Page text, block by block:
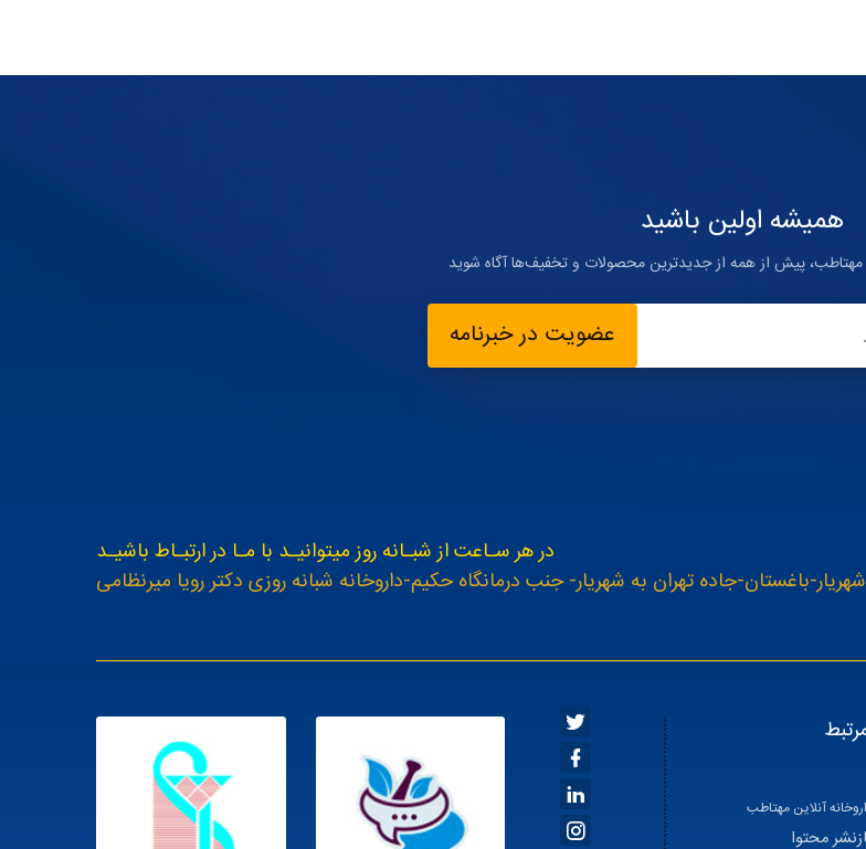
همیشه اولین باشید
مهتاطب، پیش از همه از جدیدترین محصولات و تخفیف‌ها آگاه شوید
عضویت در خبرنامه
در هر سـاعت از شبـانه روز میتوانیـد با مـا در ارتبـاط باشیـد
باغستان-جاده تهران به شهریار- جنب درمانگاه حکیم-داروخانه شبانه روزی دکتر رویا میرنظامی
آنلاین مهتاطب
محتوا